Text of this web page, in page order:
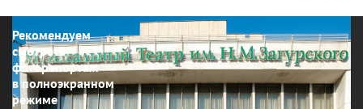
Рекомендуем
смотреть
фоторепортаж
в полноэкранном
режиме